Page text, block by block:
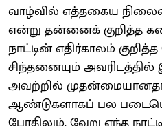
வாழ்வில் எத்தகைய
என்று தன்னைக் குறித்த
நாட்டின் எதிர்காலம்
சிந்தனையும் அவரிடத்தில்
அவற்றில் முதன்மையானதாக
ஆண்டுகளாகப் பல